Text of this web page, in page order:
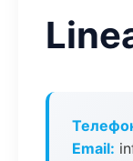
Email: